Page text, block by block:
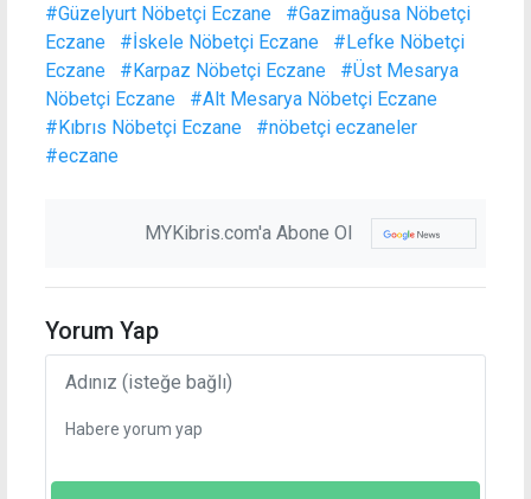
#Güzelyurt Nöbetçi Eczane
#Gazimağusa Nöbetçi
Eczane
#İskele Nöbetçi Eczane
#Lefke Nöbetçi
Eczane
#Karpaz Nöbetçi Eczane
#Üst Mesarya
Nöbetçi Eczane
#Alt Mesarya Nöbetçi Eczane
#Kıbrıs Nöbetçi Eczane
#nöbetçi eczaneler
#eczane
MYKibris.com'a Abone Ol
Yorum Yap